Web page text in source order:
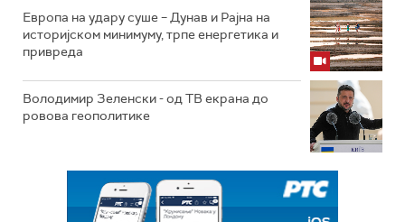
Европа на удару суше – Дунав и Рајна на
историјском минимуму, трпе енергетика и
привреда
Володимир Зеленски - од ТВ екрана до
ровова геополитике